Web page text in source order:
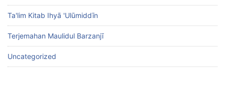
Ta'lim Kitab Ihyā 'Ulūmiddīn
Terjemahan Maulidul Barzanjī
Uncategorized